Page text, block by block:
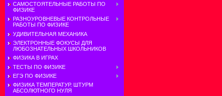
САМОСТОЯТЕЛЬНЫЕ РАБОТЫ ПО
ФИЗИКЕ
РАЗНОУРОВНЕВЫЕ КОНТРОЛЬНЫЕ
РАБОТЫ ПО ФИЗИКЕ
УДИВИТЕЛЬНАЯ МЕХАНИКА
ЭЛЕКТРОННЫЕ ФОКУСЫ ДЛЯ
ЛЮБОЗНАТЕЛЬНЫХ ШКОЛЬНИКОВ
ФИЗИКА В ИГРАХ
ТЕСТЫ ПО ФИЗИКЕ
ЕГЭ ПО ФИЗИКЕ
ФИЗИКА ТЕМПЕРАТУР. ШТУРМ
АБСОЛЮТНОГО НУЛЯ